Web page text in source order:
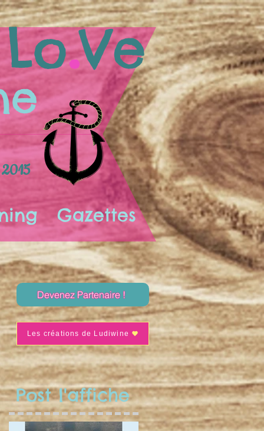
Lo.Ve
Gazettes
Devenez Partenaire !
Les créations de Ludiwine
Post l'affiche